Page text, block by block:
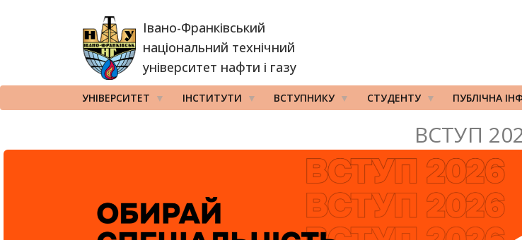
Івано-Франківський
національний технічний
університет нафти і газу
УНІВЕРСИТЕТ ІНСТИТУТИ ВСТУПНИКУ СТУДЕНТУ ПУБЛІЧНА
ВСТУП